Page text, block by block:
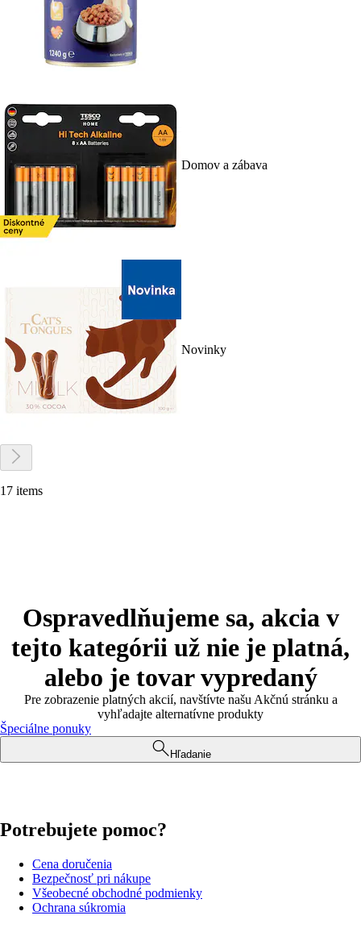
Domov a zábava
Novinky
17 items
Ospravedlňujeme sa, akcia v
tejto kategórii už nie je platná,
alebo je tovar vypredaný
Pre zobrazenie platných akcií, navštívte našu Akčnú stránku a
vyhľadajte alternatívne produkty
Špeciálne ponuky
Hľadanie
Potrebujete pomoc?
Cena doručenia
Bezpečnosť pri nákupe
Všeobecné obchodné podmienky
Ochrana súkromia